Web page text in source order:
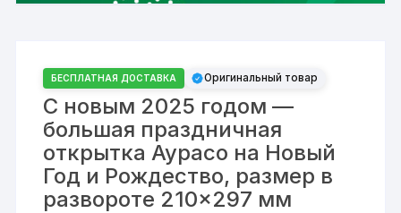
БЕСПЛАТНАЯ ДОСТАВКА Оригинальный товар
С новым 2025 годом —
большая праздничная
открытка Аурасо на Новый
Год и Рождество, размер в
развороте 210×297 мм